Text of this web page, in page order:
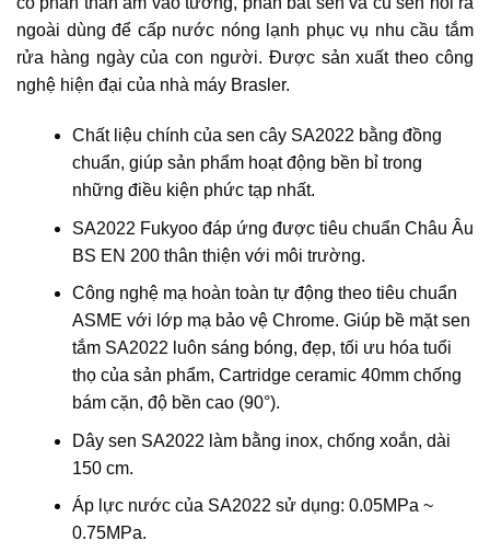
ngoài dùng để cấp nước nóng lạnh phục vụ nhu cầu tắm
rửa hàng ngày của con người. Được sản xuất theo công
nghệ hiện đại của nhà máy Brasler.
Chất liệu chính của sen cây SA2022 bằng đồng
chuẩn, giúp sản phẩm hoạt động bền bỉ trong
những điều kiện phức tạp nhất.
SA2022 Fukyoo đáp ứng được tiêu chuẩn Châu Âu
BS EN 200 thân thiện với môi trường.
Công nghệ mạ hoàn toàn tự động theo tiêu chuẩn
ASME với lớp mạ bảo vệ Chrome. Giúp bề mặt sen
tắm SA2022 luôn sáng bóng, đẹp, tối ưu hóa tuổi
thọ của sản phẩm, Cartridge ceramic 40mm chống
bám cặn, độ bền cao (90°).
Dây sen SA2022 làm bằng inox, chống xoắn, dài
150 cm.
Áp lực nước của SA2022 sử dụng: 0.05MPa ~
0.75MPa.